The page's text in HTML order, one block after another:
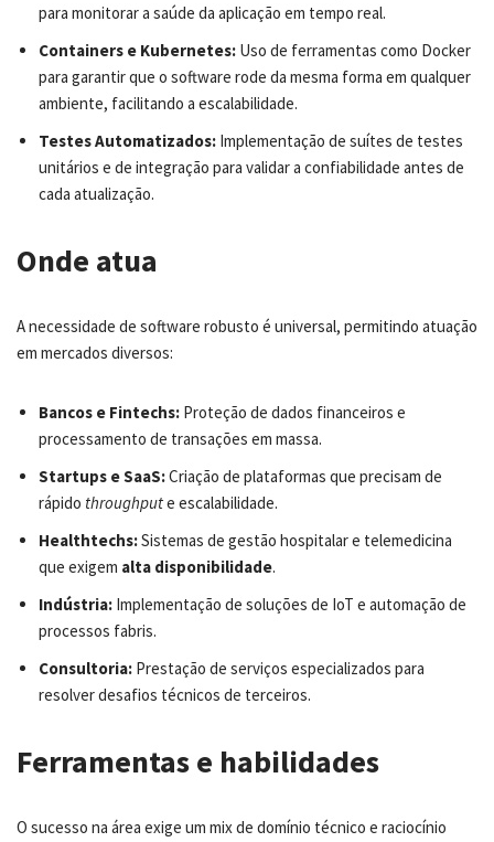
para monitorar a saúde da aplicação em tempo real.
Containers e Kubernetes: Uso de ferramentas como Docker
para garantir que o software rode da mesma forma em qualquer
ambiente, facilitando a escalabilidade.
Testes Automatizados: Implementação de suítes de testes
unitários e de integração para validar a confiabilidade antes de
cada atualização.
Onde atua
A necessidade de software robusto é universal, permitindo atuação
em mercados diversos:
Bancos e Fintechs: Proteção de dados financeiros e
processamento de transações em massa.
Startups e SaaS:Criação de plataformas que precisam de
rápido throughpute escalabilidade.
Healthtechs:Sistemas de gestão hospitalar e telemedicina
que exigem alta disponibilidade.
Indústria: Implementação de soluções de IoT e automação de
processos fabris.
Consultoria: Prestação de serviços especializados para
resolver desafios técnicos de terceiros.
Ferramentas e habilidades
O sucesso na área exige um mix de domínio técnico e raciocínio